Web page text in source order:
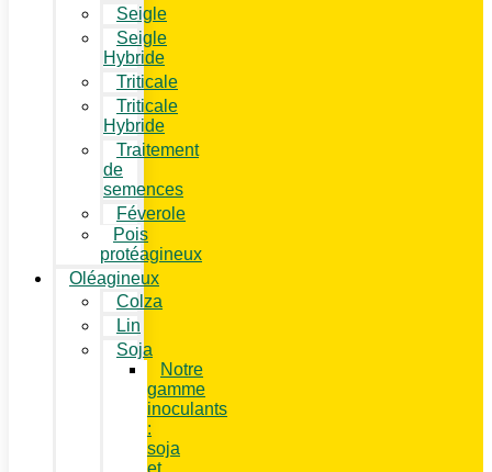
Seigle
Seigle
Hybride
Triticale
Triticale
Hybride
Traitement
de
semences
Féverole
Pois
protéagineux
Oléagineux
Colza
Lin
Soja
Notre
gamme
inoculants
:
soja
et